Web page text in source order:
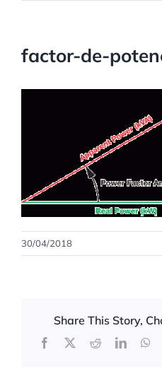
factor-de-
30/04/2018
Share This Story,
Facebook
X RedditLinkedIn